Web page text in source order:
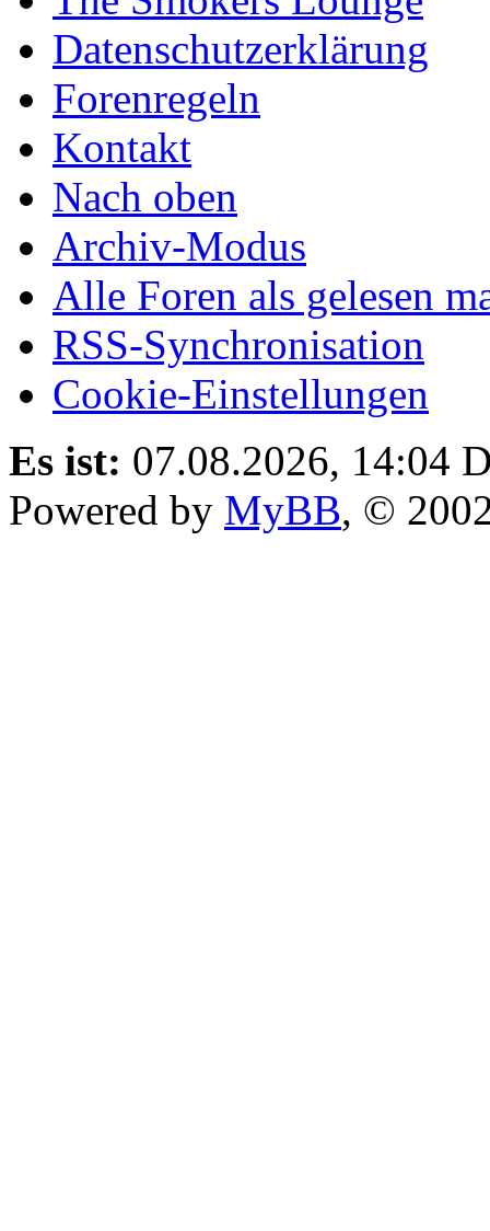
Datenschutzerklärung
Forenregeln
Kontakt
Nach oben
Archiv-Modus
Alle Foren als gelesen
RSS-Synchronisation
Cookie-Einstellungen
Es ist: 07.08.2026, 14:04
Powered by MyBB, ©